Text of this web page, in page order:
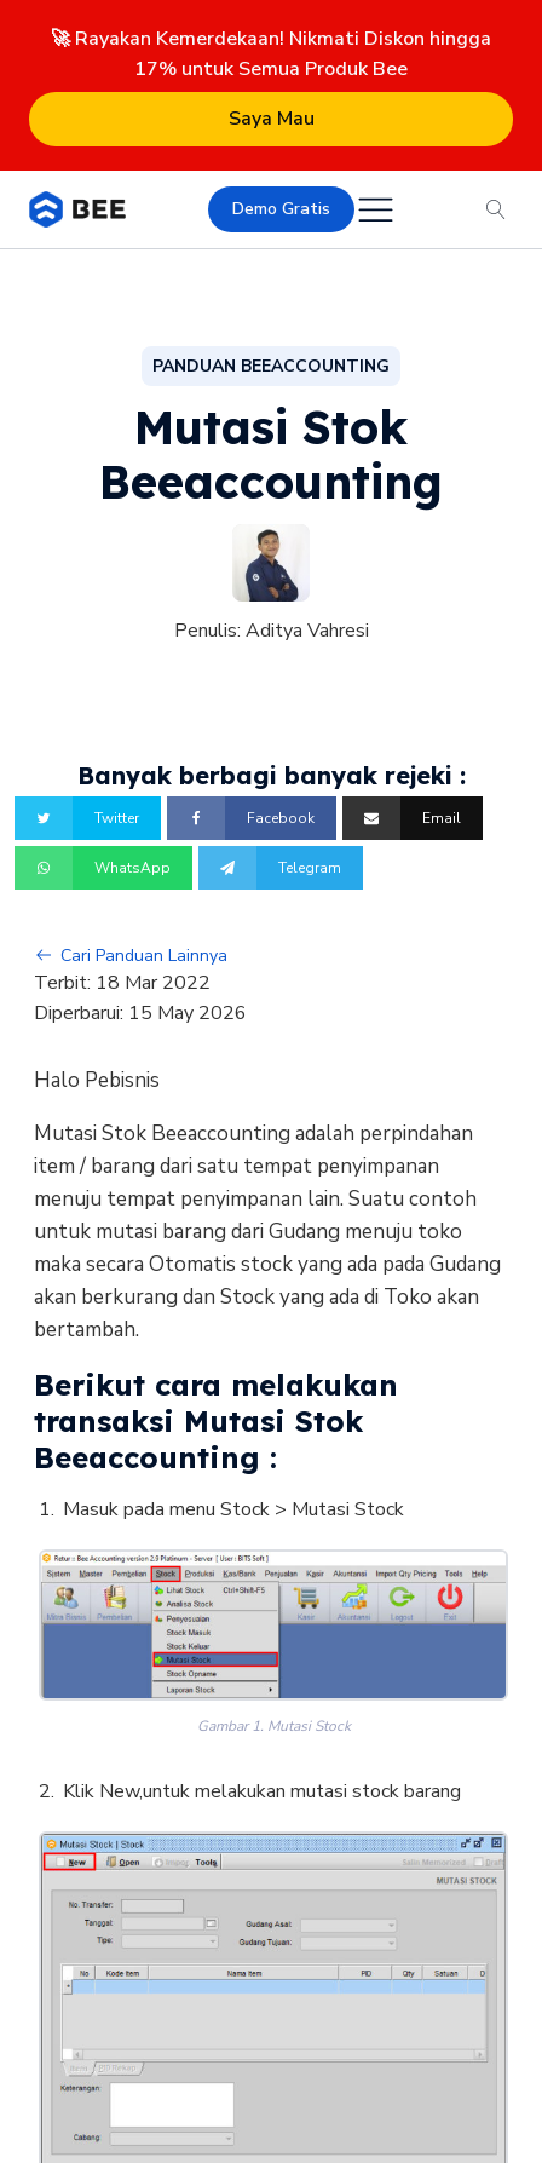
🚀 Rayakan Kemerdekaan! Nikmati Diskon hingga
17% untuk Semua Produk Bee
Saya Mau
Demo Gratis
PANDUAN BEEACCOUNTING
Mutasi Stok
Beeaccounting
Penulis: Aditya Vahresi
Banyak berbagi banyak rejeki :
Twitter Facebook Email
WhatsApp Telegram
Cari Panduan Lainnya
Terbit: 18 Mar 2022
Diperbarui: 15 May 2026
Halo Pebisnis
Mutasi Stok Beeaccounting adalah perpindahan
item / barang dari satu tempat penyimpanan
menuju tempat penyimpanan lain. Suatu contoh
untuk mutasi barang dari Gudang menuju toko
maka secara Otomatis stock yang ada pada Gudang
akan berkurang dan Stock yang ada di Toko akan
bertambah.
Berikut cara melakukan
transaksi Mutasi Stok
Beeaccounting :
Masuk pada menu Stock > Mutasi Stock
Gambar 1. Mutasi Stock
Klik New,untuk melakukan mutasi stock barang